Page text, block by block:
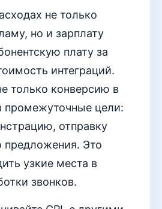
не только
но и зарплату
плату за
интеграций.
только конверсию в
промежуточные цели:
отправку
предложения. Это
узкие места в
звонков.